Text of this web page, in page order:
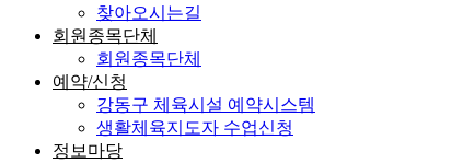
찾아오시는길
회원종목단체
회원종목단체
예약/신청
강동구 체육시설 예약시스템
생활체육지도자 수업신청
정보마당